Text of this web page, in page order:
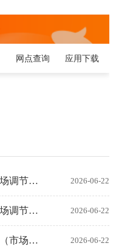
网点查询 应用下载
收费服务项目公示表-国际业务（市场调节价） 2026-06-22
收费服务项目公示表-其他服务（市场调节价） 2026-06-22
收费服务项目公示表-电子银行业务（市场调节价） 2026-06-22